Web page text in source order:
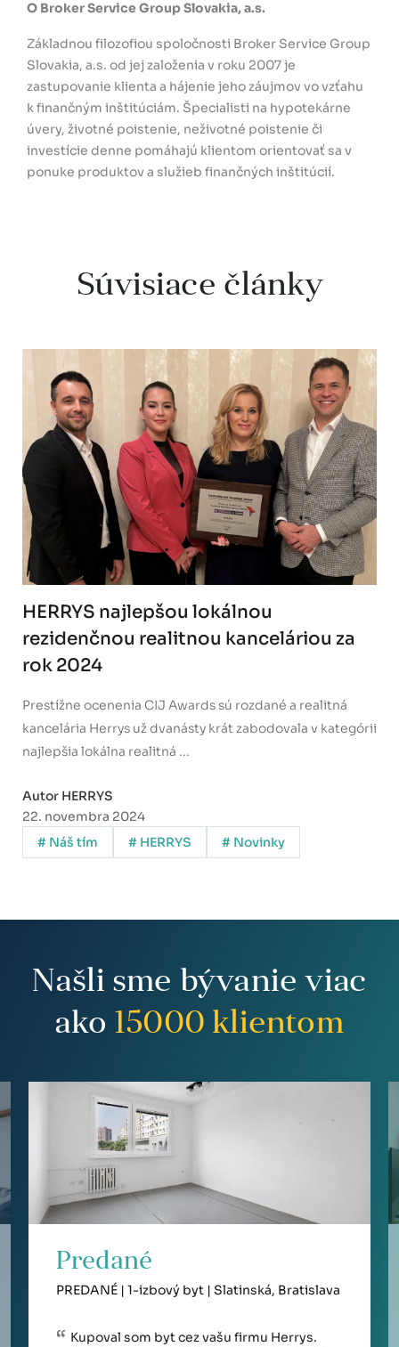
O Broker Service Group Slovakia, a.s.
Základnou filozofiou spoločnosti Broker Service Group
Slovakia, a.s. od jej založenia v roku 2007 je
zastupovanie klienta a hájenie jeho záujmov vo vzťahu
k finančným inštitúciám. Špecialisti na hypotekárne
úvery, životné poistenie, neživotné poistenie či
investície denne pomáhajú klientom orientovať sa v
ponuke produktov a služieb finančných inštitúcií.
Súvisiace články
HERRYS najlepšou lokálnou
rezidenčnou realitnou kanceláriou za
rok 2024
Prestížne ocenenia CIJ Awards sú rozdané a realitná
kancelária Herrys už dvanásty krát zabodovala v kategórii
najlepšia lokálna realitná ...
Autor HERRYS
22. novembra 2024
# Náš tím
# HERRYS # Novinky
Našli sme bývanie viac
ako 15000 klientom
Predané
PREDANÉ | 1-izbový byt | Slatinská, Bratislava
Kupoval som byt cez vašu firmu Herrys.